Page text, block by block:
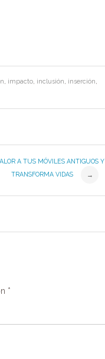
, impacto, inclusión, inserción,
A TUS MÓVILES ANTIGUOS Y
TRANSFORMA VIDAS
→
*